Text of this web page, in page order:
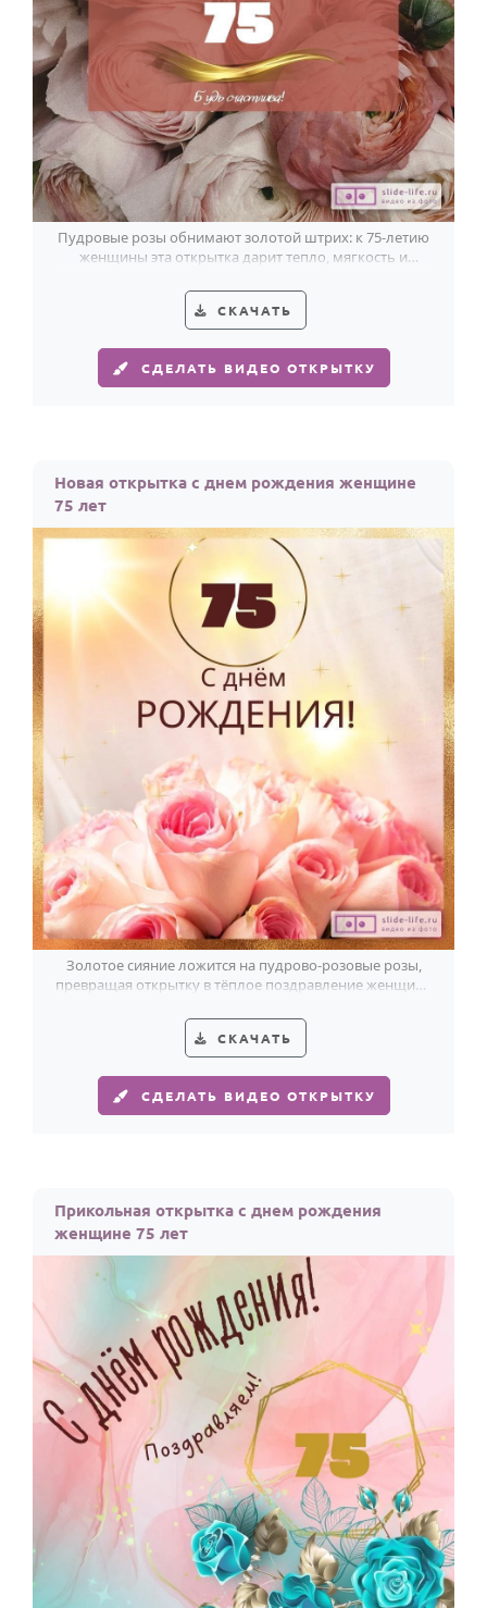
Пудровые розы обнимают золотой штрих: к 75-летию
женщины эта открытка дарит тепло, мягкость и
СКАЧАТЬ
СДЕЛАТЬ ВИДЕО ОТКРЫТКУ
Новая открытка с днем рождения женщине
75 лет
Золотое сияние ложится на пудрово-розовые розы,
превращая открытку в тёплое поздравление женщине
СКАЧАТЬ
СДЕЛАТЬ ВИДЕО ОТКРЫТКУ
Прикольная открытка с днем рождения
женщине 75 лет